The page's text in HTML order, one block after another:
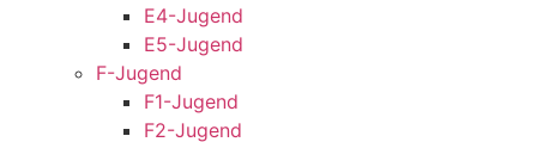
E4-Jugend
E5-Jugend
F-Jugend
F1-Jugend
F2-Jugend